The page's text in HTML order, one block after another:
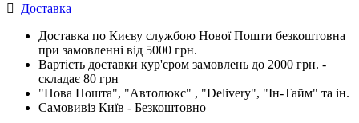
Доставка
Доставка по Києву службою Нової Пошти безкоштовна
при замовленні від 5000 грн.
Вартість доставки кур'єром замовлень до 2000 грн. -
складає 80 грн
"Нова Пошта", "Автолюкс" , "Delivery", "Iн-Тайм" та ін.
Самовивіз Київ - Безкоштовно